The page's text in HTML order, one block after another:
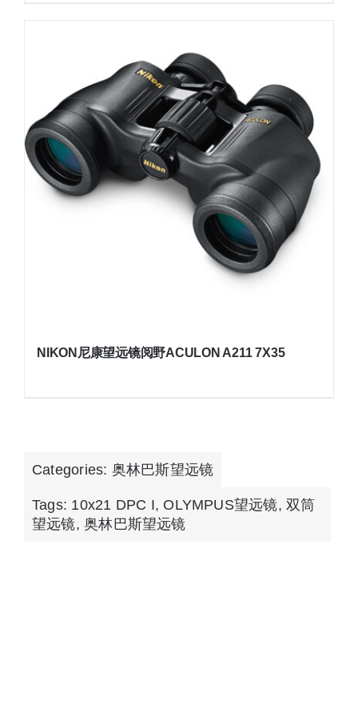
NIKON尼康望远镜阅野ACULON A211 7X35
Categories: 奥林巴斯望远镜
Tags: 10x21 DPC I, OLYMPUS望远镜, 双筒
望远镜,奥林巴斯望远镜